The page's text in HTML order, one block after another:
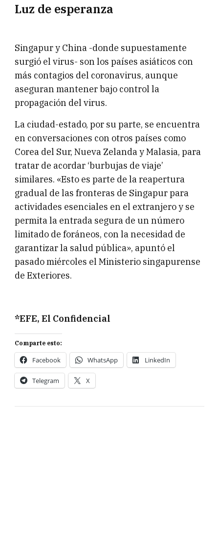
Luz de esperanza
Singapur y China -donde supuestamente
surgió el virus- son los países asiáticos con
más contagios del coronavirus, aunque
aseguran mantener bajo control la
propagación del virus.
La ciudad-estado, por su parte, se encuentra
en conversaciones con otros países como
Corea del Sur, Nueva Zelanda y Malasia, para
tratar de acordar ‘burbujas de viaje’
similares. «Esto es parte de la reapertura
gradual de las fronteras de Singapur para
actividades esenciales en el extranjero y se
permita la entrada segura de un número
limitado de foráneos, con la necesidad de
garantizar la salud pública», apuntó el
pasado miércoles el Ministerio singapurense
de Exteriores.
*EFE, El Confidencial
Comparte esto:
Facebook WhatsApp LinkedIn
Telegram X